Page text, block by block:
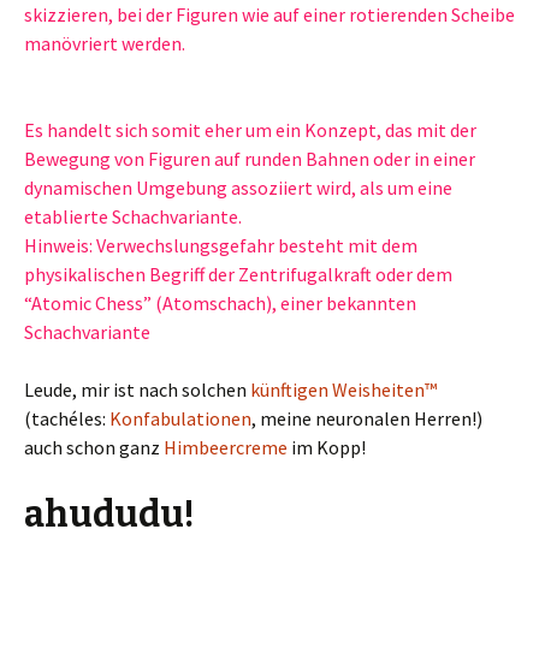
skizzieren, bei der Figuren wie auf einer rotierenden Scheibe
manövriert werden.
Es handelt sich somit eher um ein Konzept, das mit der
Bewegung von Figuren auf runden Bahnen oder in einer
dynamischen Umgebung assoziiert wird, als um eine
etablierte Schachvariante.
Hinweis: Verwechslungsgefahr besteht mit dem
physikalischen Begriff der Zentrifugalkraft oder dem
“Atomic Chess” (Atomschach), einer bekannten
Schachvariante
Leude, mir ist nach solchen künftigen Weisheiten™
(tachéles: Konfabulationen, meine neuronalen Herren!)
auch schon ganz Himbeercreme im Kopp!
ahududu!